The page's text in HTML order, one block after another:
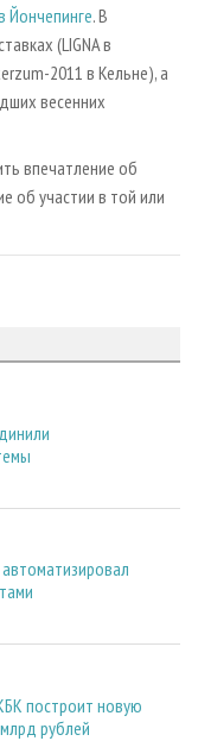
Йончепинге. В
(LIGNA в
2011 в Кельне), а
весенних
впечатление об
об участии в той или
построит новую
рублей